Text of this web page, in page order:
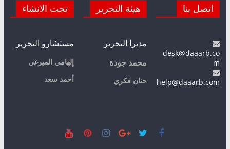
اتصل بنا
desk@daaarb.co
m
help@daaarb.com
هيئة التحرير
مديرا التحرير
محمد جودة
حنان فكري
تحت الانشاء
مستشارو التحرير
إلهامي الميرغي
أحمد سعد